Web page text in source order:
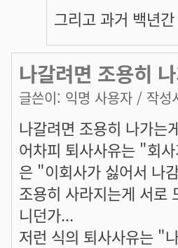
그리고 과거 백년
나갈려면 조용히
글쓴이: 익명 사용자 / 작성
나갈려면 조용히 나가는
어차피 퇴사사유는 "회
은 "이회사가 싫어서 나
조용히 사라지는게 서로
니던가...
저런 식의 퇴사사유는 "